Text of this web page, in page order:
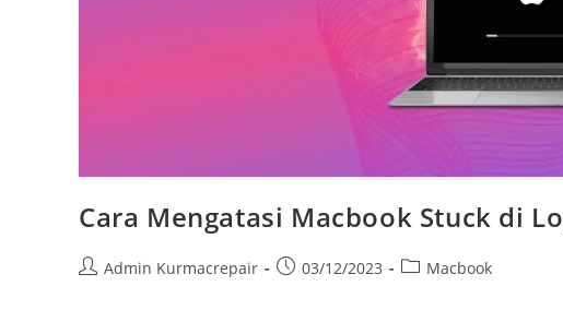
Cara Mengatasi Macbook Stuck di
Admin Kurmacrepair 03/12/2023 Macbook